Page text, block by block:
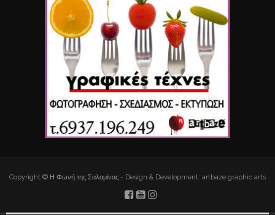
Copyright © Η Φωνή της Σαλαμίνας - Design & Development: artbaze graphic arts